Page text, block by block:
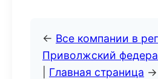
← Все компании в
Приволжский
Главная страница →